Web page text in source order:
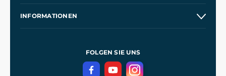
Kontakt
INFORMATIONEN
DatenschutzerklärungFOLGEN SIE UNS